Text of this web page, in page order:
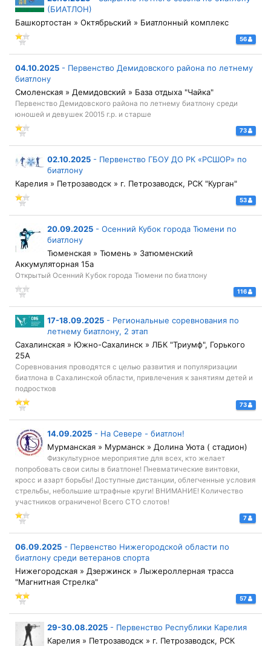
(БИАТЛОН)
Башкортостан » Октябрьский » Биатлонный комплекс
56
04.10.2025 - Первенство Демидовского района по летнему
биатлону
Смоленская » Демидовский » База отдыха "Чайка"
Первенство Демидовского района по летнему биатлону среди
юношей и девушек 20015 г.р. и старше
73
02.10.2025 - Первенство ГБОУ ДО РК «РСШОР» по
биатлону
Карелия » Петрозаводск » г. Петрозаводск, РСК "Курган"
53
20.09.2025 - Осенний Кубок города Тюмени по
биатлону
Тюменская » Тюмень » Затюменский
Аккумуляторная 15а
Открытый Осенний Кубок города Тюмени по биатлону
116
17-18.09.2025 - Региональные соревнования по
летнему биатлону, 2 этап
Сахалинская » Южно-Сахалинск » ЛБК "Триумф", Горького
25А
Соревнования проводятся с целью развития и популяризации
биатлона в Сахалинской области, привлечения к занятиям детей и
подростков
73
14.09.2025 - На Севере - биатлон!
Мурманская » Мурманск » Долина Уюта ( стадион)
Физкультурное мероприятие для всех, кто желает
попробовать свои силы в биатлоне! Пневматические винтовки,
кросс и азарт борьбы! Доступные дистанции, облегченные условия
стрельбы, небольшие штрафные круги! ВНИМАНИЕ! Количество
участников ограничено! Всего СТО слотов!
7
06.09.2025 - Первенство Нижегородской области по
биатлону среди ветеранов спорта
Нижегородская » Дзержинск » Лыжероллерная трасса
"Магнитная Стрелка"
57
29-30.08.2025 - Первенство Республики Карелия
Карелия » Петрозаводск » г. Петрозаводск, РСК